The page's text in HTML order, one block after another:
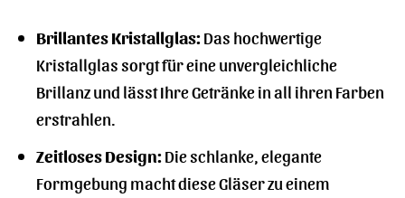
Brillantes Kristallglas:Das hochwertige
Kristallglas sorgt für eine unvergleichliche
Brillanz und lässt Ihre Getränke in all ihren Farben
erstrahlen.
Zeitloses Design:Die schlanke, elegante
Formgebung macht diese Gläser zu einem